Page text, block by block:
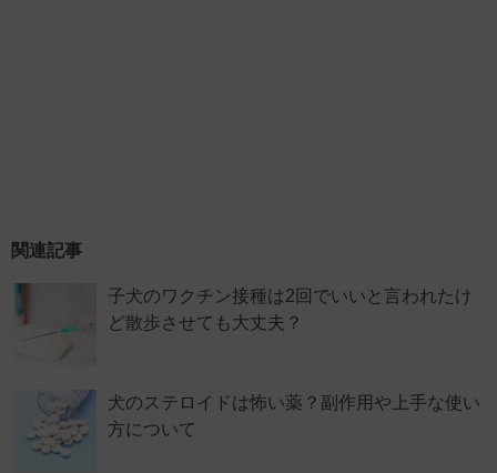
関連記事
子犬のワクチン接種は2回でいいと言われたけ
ど散歩させても大丈夫？
犬のステロイドは怖い薬？副作用や上手な使い
方について